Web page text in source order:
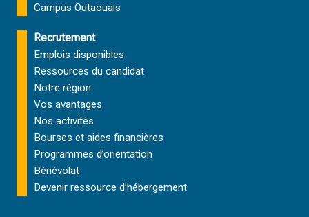
Campus Outaouais
Recrutement
Emplois disponibles
Ressources du candidat
Notre région
Vos avantages
Nos activités
Bourses et aides financières
Programmes d’orientation
Bénévolat
Devenir ressource d’hébergement